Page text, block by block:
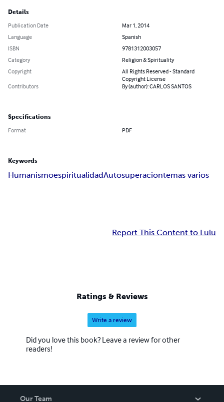
Details
Publication Date
Mar 1, 2014
Language
Spanish
ISBN
9781312003057
Category
Religion & Spirituality
Copyright
All Rights Reserved - Standard
Copyright License
Contributors
By (author): CARLOS SANTOS
Specifications
Format PDF
Keywords
HumanismoespiritualidadAutosuperaciontemas varios
Report This Content to Lulu
Ratings & Reviews
Write a review
Did you love this book? Leave a review for other
readers!
Our Team